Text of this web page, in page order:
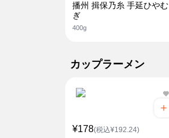
播州 揖保乃糸 手延ひやむ
ぎ
400g
カップラーメン
¥178(税込¥192.24)